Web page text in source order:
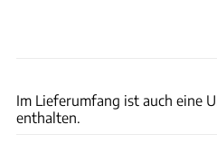
Im Lieferumfang ist auch eine
enthalten.